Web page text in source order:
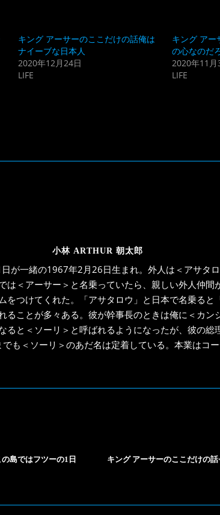
キング アーサーのここだけの話俺は
ナイーブな日本人
2020年12月24日
LIFE
キング アー
の心なのだ
2020年11月
LIFE
小林 ARTHUR 朝太郎
が一緒の1967年2月26日生まれ。外人は＜アサタ
は＜アーサー＞と名乗っていたら、親しい外人仲間
をつけてくれた。「アサタロウ」と日本で名乗ると
ることが多々ある。彼が幹事長のときは俺に＜カン
ると＜ソーリ＞と呼ばれるようになったが、彼の総
も＜ソーリ＞のあだ名は定着している。本業はコー
島ではフツーの1日
キング アーサーのここだけの